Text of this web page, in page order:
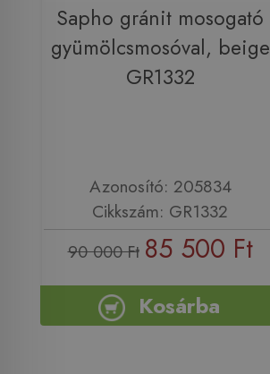
Sapho gránit mosogató
gyümölcsmosóval, beige
GR1332
Azonosító: 205834
Cikkszám: GR1332
90 000 Ft 85 500 Ft
Kosárba